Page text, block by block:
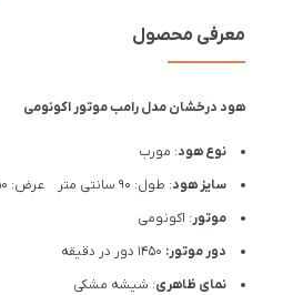
معرفی محصول
هود درخشان مدل رامب موتور اکونومی
نوع هود: مورب
سایز هود: طول: 90 سانتی متر عرض: 50 سانتی متر
موتور: اکونومی
دور موتور:
نمای ظاهری: شیشه مشکی